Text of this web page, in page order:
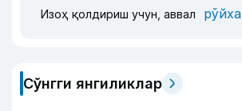
Изоҳ қолдириш учун, аввал
Сўнгги янгиликлар